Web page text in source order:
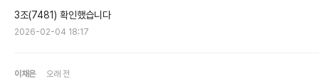
3조(7481) 확인했습니다
2026-02-04 18:17
이채은 오래 전